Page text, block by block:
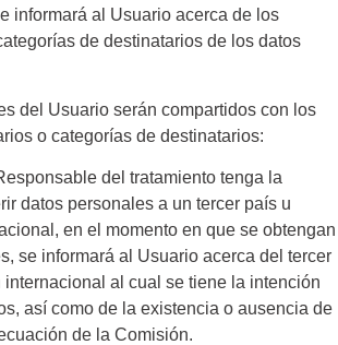
informará al Usuario acerca de los
de destinatarios de los datos
del Usuario serán compartidos con los
o categorías de destinatarios:
del tratamiento tenga la
datos personales a un tercer país u
en el momento en que se obtengan
se informará al Usuario acerca del tercer
al cual se tiene la intención
así como de la existencia o ausencia de
de la Comisión.